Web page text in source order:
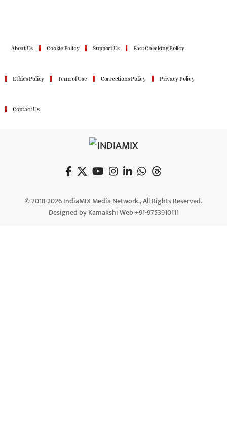
About Us Cookie Policy Support Us Fact Checking Policy
Ethics Policy Term of Use Corrections Policy Privacy Policy
Contact Us
© 2018-2026 IndiaMIX Media Network., All Rights Reserved.
Designed by Kamakshi Web +91-9753910111